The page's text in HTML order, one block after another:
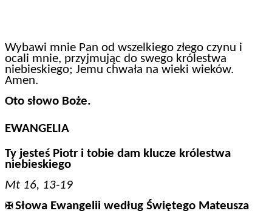
Wybawi mnie Pan od wszelkiego złego czynu i
ocali mnie, przyjmując do swego królestwa
niebieskiego; Jemu chwała na wieki wieków.
Amen.
Oto słowo Boże.
EWANGELIA
Ty jesteś Piotr i tobie dam klucze królestwa
niebieskiego
Mt 16, 13-19
✠ Słowa Ewangelii według Świętego Mateusza